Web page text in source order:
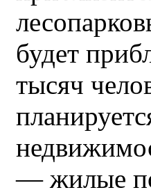
будет
тысяч
— жилые